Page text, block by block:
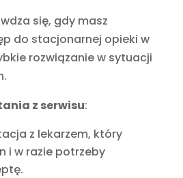
się, gdy masz
do stacjonarnej opieki w
rozwiązanie w sytuacji
z serwisu:
z lekarzem, który
i w razie potrzeby